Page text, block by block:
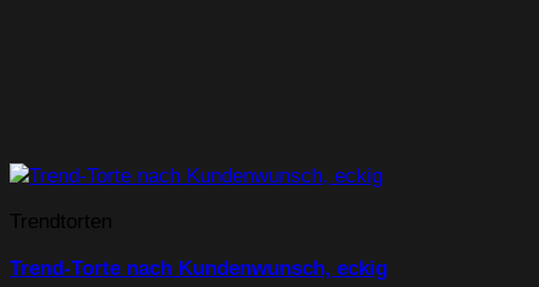
Trendtorten
Trend-Torte nach Kundenwunsch, eckig